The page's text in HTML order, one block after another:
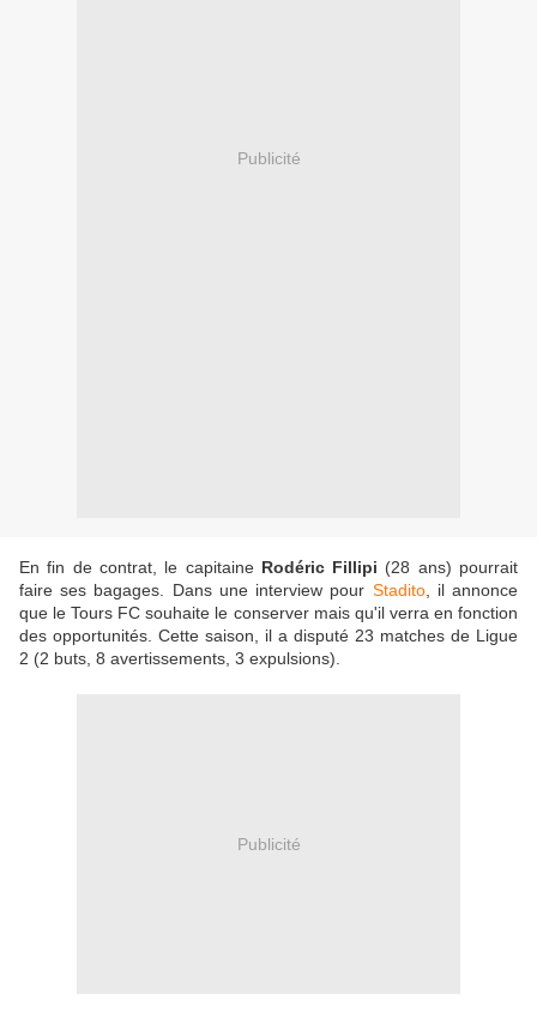
Publicité
En fin de contrat, le capitaine Rodéric Fillipi (28 ans) pourrait
faire ses bagages. Dans une interview pour Stadito, il annonce
que le Tours FC souhaite le conserver mais qu'il verra en fonction
des opportunités. Cette saison, il a disputé 23 matches de Ligue
2 (2 buts, 8 avertissements, 3 expulsions).
Publicité